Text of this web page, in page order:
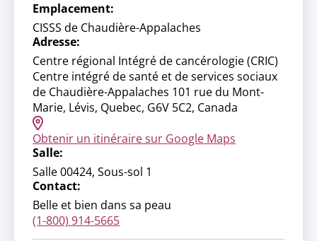
Emplacement:
CISSS de Chaudière-Appalaches
Adresse:
Centre régional Intégré de cancérologie (CRIC)
Centre intégré de santé et de services sociaux
de Chaudière-Appalaches 101 rue du Mont-
Marie, Lévis, Quebec, G6V 5C2, Canada
Obtenir un itinéraire sur Google Maps
Salle:
Salle 00424, Sous-sol 1
Contact:
Belle et bien dans sa peau
(1-800) 914-5665